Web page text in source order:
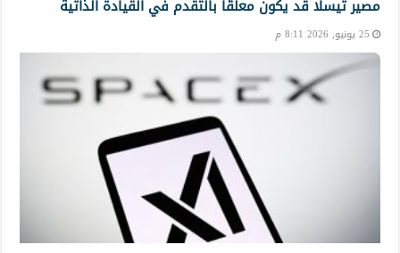
مصير تيسلا قد يكون معلقًا بالتقدم في القيادة الذاتية
25 يونيو, 2026 8:11 م